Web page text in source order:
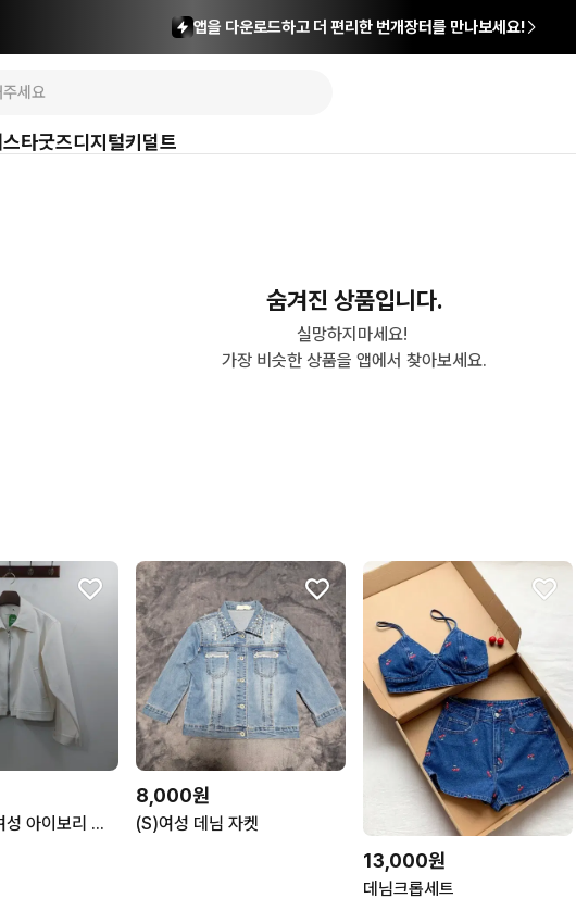
앱을 다운로드하고 더 편리한 번개장터를 만나보세요!
스타굿즈디지털키덜트
숨겨진 상품입니다.
실망하지마세요!
가장 비슷한 상품을 앱에서 찾아보세요.
추F MAYLI 여성 아이보리 데님 캐주얼 투웨이 자켓
8,000원
(S)여성 데님 자켓
13,000원
데님크롭세트